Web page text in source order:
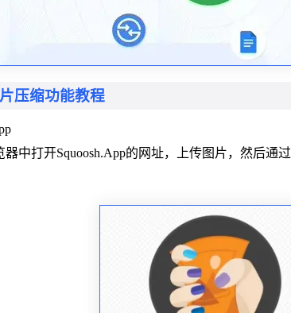
压缩功能教程
中打开Squoosh.App的网址，上传图片，然后通过